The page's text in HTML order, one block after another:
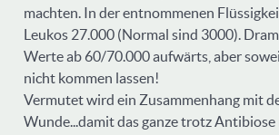
machten. In der entnommenen
Leukos 27.000 (Normal sind 3000).
Werte ab 60/70.000 aufwärts, aber
nicht kommen lassen!
Vermutet wird ein Zusammenhang mit
Wunde...damit das ganze trotz